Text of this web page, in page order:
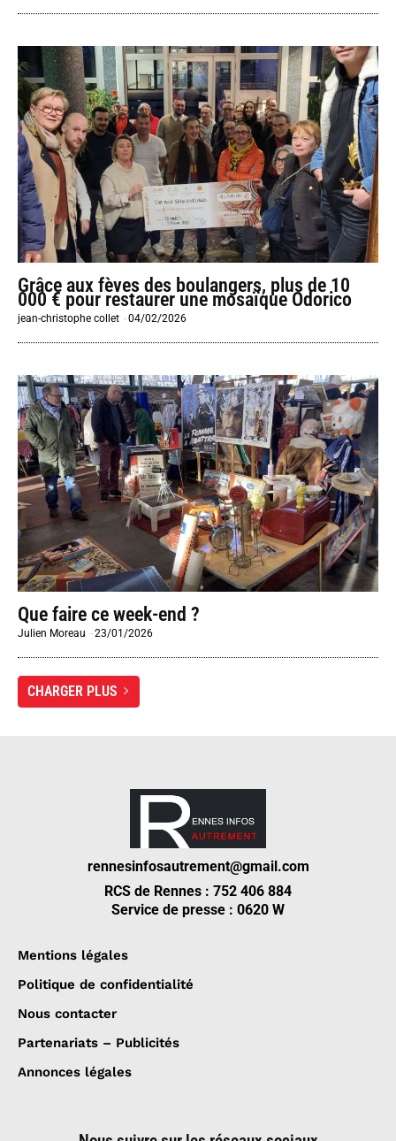
Grâce aux fèves des boulangers, plus de 10
000 € pour restaurer une mosaïque Odorico
jean-christophe collet -04/02/2026
Que faire ce week-end ?
Julien Moreau -23/01/2026
CHARGER PLUS
rennesinfosautrement@gmail.com
RCS de Rennes : 752 406 884
Service de presse : 0620 W
Mentions légales
Politique de confidentialité
Nous contacter
Partenariats – Publicités
Annonces légales